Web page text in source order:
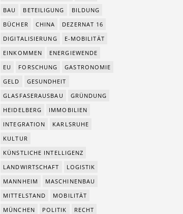
BAU
BETEILIGUNG
BILDUNG
BÜCHER
CHINA
DEZERNAT 16
DIGITALISIERUNG
E-MOBILITÄT
EINKOMMEN
ENERGIEWENDE
EU
FORSCHUNG
GASTRONOMIE
GELD
GESUNDHEIT
GLASFASERAUSBAU
GRÜNDUNG
HEIDELBERG
IMMOBILIEN
INTEGRATION
KARLSRUHE
KULTUR
KÜNSTLICHE INTELLIGENZ
LANDWIRTSCHAFT
LOGISTIK
MANNHEIM
MASCHINENBAU
MITTELSTAND
MOBILITÄT
MÜNCHEN
POLITIK
RECHT